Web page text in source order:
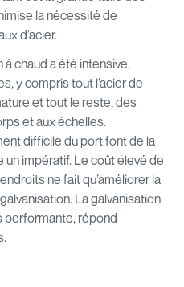
la nécessité de
d’acier.
à chaud a été intensive,
y compris tout l’acier de
et tout le reste, des
et aux échelles.
difficile du port font de la
un impératif. Le coût élevé de
ne fait qu’améliorer la
La galvanisation
performante, répond